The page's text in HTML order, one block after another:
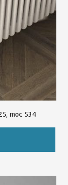
moc 534